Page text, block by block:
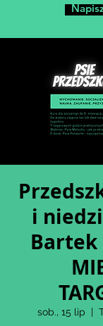
i
Bartek
sob., 15 lip
  |